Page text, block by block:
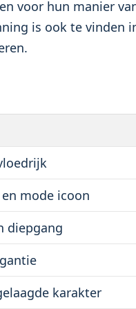
voor hun manier
is ook te vinden
mode icoon
diepgang
karakter